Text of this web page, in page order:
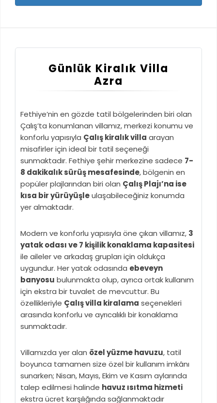
Günlük Kiralık Villa
Azra
Fethiye’nin en gözde tatil bölgelerinden biri olan
Çalış’ta konumlanan villamız, merkezi konumu ve
konforlu yapısıyla Çalış kiralık villa arayan
misafirler için ideal bir tatil seçeneği
sunmaktadır. Fethiye şehir merkezine sadece 7-
8 dakikalık sürüş mesafesinde, bölgenin en
popüler plajlarından biri olan Çalış Plajı’na ise
kısa bir yürüyüşleulaşabileceğiniz konumda
yer almaktadır.
Modern ve konforlu yapısıyla öne çıkan villamız, 3
yatak odası ve 7 kişilik konaklama kapasitesi
ile aileler ve arkadaş grupları için oldukça
uygundur. Her yatak odasında ebeveyn
banyosu bulunmakta olup, ayrıca ortak kullanım
için ekstra bir tuvalet de mevcuttur. Bu
özellikleriyle Çalış villa kiralama seçenekleri
arasında konforlu ve ayrıcalıklı bir konaklama
sunmaktadır.
Villamızda yer alan özel yüzme havuzu, tatil
boyunca tamamen size özel bir kullanım imkânı
sunarken; Nisan, Mayıs, Ekim ve Kasım aylarında
talep edilmesi halinde havuz ısıtma hizmeti
ekstra ücret karşılığında sağlanmaktadır